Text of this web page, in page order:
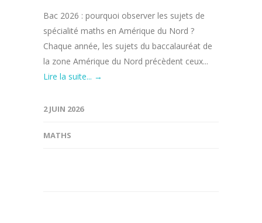
Bac 2026 : pourquoi observer les sujets de
spécialité maths en Amérique du Nord ?
Chaque année, les sujets du baccalauréat de
la zone Amérique du Nord précèdent ceux...
Lire la suite... →
2 JUIN 2026
MATHS